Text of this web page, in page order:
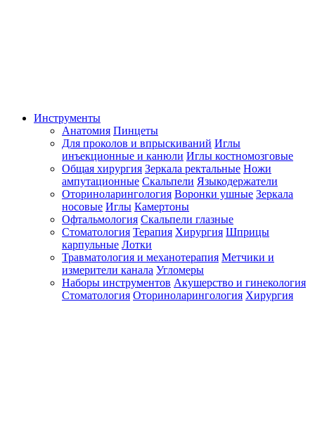
Инструменты
Анатомия Пинцеты
Для проколов и впрыскиваний Иглы
инъекционные и канюли Иглы костномозговые
Общая хирургия Зеркала ректальные Ножи
ампутационные Скальпели Языкодержатели
Оториноларингология Воронки ушные Зеркала
носовые Иглы Камертоны
Офтальмология Скальпели глазные
Стоматология Терапия Хирургия Шприцы
карпульные Лотки
Травматология и механотерапия Метчики и
измерители канала Угломеры
Наборы инструментов Акушерство и гинекология
Стоматология Оториноларингология Хирургия